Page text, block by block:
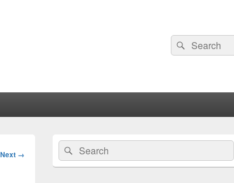
Search
for:
Search
Next →
Primary
Sidebar
Widget
Area
Search
for:
Search